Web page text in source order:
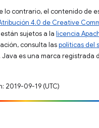
lo contrario, el contenido de
4.0 de Creative
sujetos a la licencia
consulta laspolíticas del
. Java es una marca registrada
2019-09-19 (UTC)